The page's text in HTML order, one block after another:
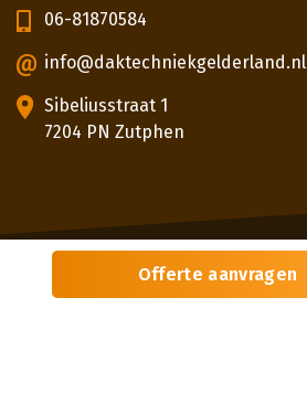
Offerte aanvragen
06-81870584
info@daktechniekgelderland.nl
Sibeliusstraat 1
7204 PN Zutphen
© 2026